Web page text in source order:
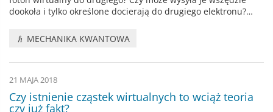
dookoła i tylko określone docierają do drugiego elektronu?…
MECHANIKA KWANTOWA
21 MAJA 2018
Czy istnienie cząstek wirtualnych to wciąż teoria
czy już fakt?